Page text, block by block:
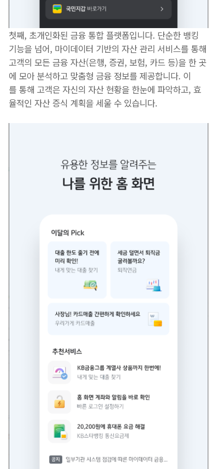
첫째, 초개인화된 금융 통합 플랫폼입니다. 단순한 뱅킹
기능을 넘어, 마이데이터 기반의 자산 관리 서비스를 통해
고객의 모든 금융 자산(은행, 증권, 보험, 카드 등)을 한 곳
에 모아 분석하고 맞춤형 금융 정보를 제공합니다. 이
를 통해 고객은 자신의 자산 현황을 한눈에 파악하고, 효
율적인 자산 증식 계획을 세울 수 있습니다.